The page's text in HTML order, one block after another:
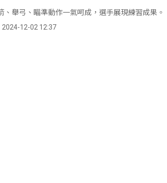
、舉弓、瞄準動作一氣呵成，選手展現練習成果。
2024-12-02 12:37